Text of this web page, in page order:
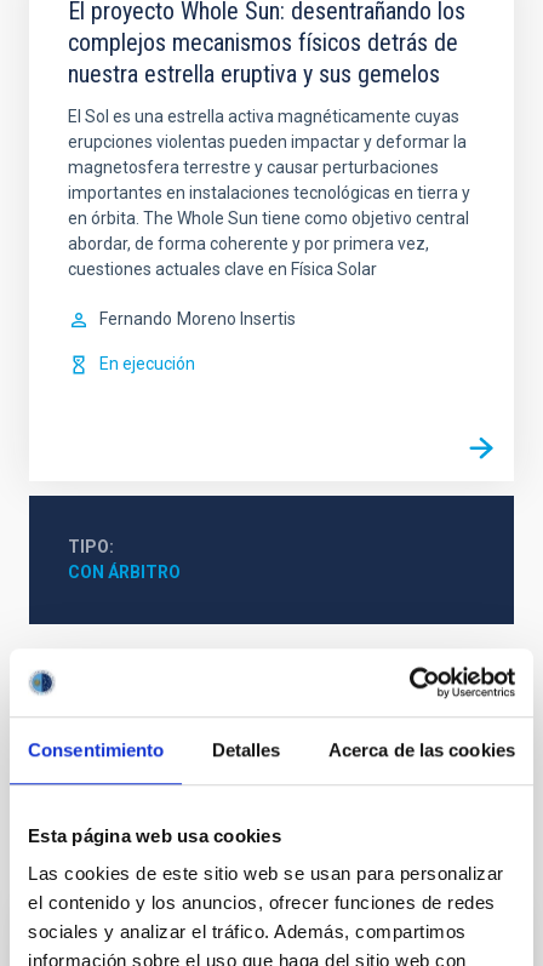
Consentimiento Detalles Acerca de las cookies
Esta página web usa cookies
Las cookies de este sitio web se usan para personalizar
el contenido y los anuncios, ofrecer funciones de redes
sociales y analizar el tráfico. Además, compartimos
información sobre el uso que haga del sitio web con
El proyecto Whole Sun: desentrañando los
complejos mecanismos físicos detrás de
nuestra estrella eruptiva y sus gemelos
El Sol es una estrella activa magnéticamente cuyas
erupciones violentas pueden impactar y deformar la
magnetosfera terrestre y causar perturbaciones
importantes en instalaciones tecnológicas en tierra y
en órbita. The Whole Sun tiene como objetivo central
abordar, de forma coherente y por primera vez,
cuestiones actuales clave en Física Solar
Fernando Moreno Insertis
En ejecución
TIPO
CON ÁRBITRO
Física Solar (FS)
Instrumentos solares
Campos magnéticos solares
Cromosfera solar
Plages Reconexión magnética solar
Te puede interesar
CON ÁRBITRO